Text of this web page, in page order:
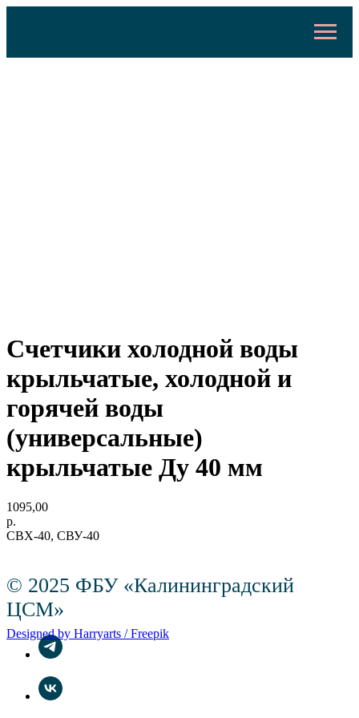
Счетчики холодной воды
крыльчатые, холодной и
горячей воды
(универсальные)
крыльчатые Ду 40 мм
1095,00
р.
СВХ-40, СВУ-40
© 2025 ФБУ «Калининградский
ЦСМ»
Designed by Harryarts / Freepik